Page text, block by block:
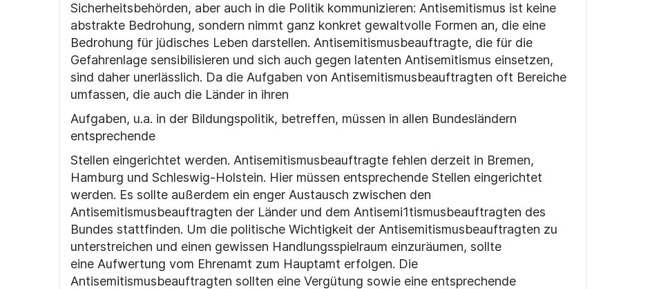
Sicherheitsbehörden, aber auch in die Politik kommunizieren: Antisemitismus ist keine
abstrakte Bedrohung, sondern nimmt ganz konkret gewaltvolle Formen an, die eine
Bedrohung für jüdisches Leben darstellen. Antisemitismusbeauftragte, die für die
Gefahrenlage sensibilisieren und sich auch gegen latenten Antisemitismus einsetzen,
sind daher unerlässlich. Da die Aufgaben von Antisemitismusbeauftragten oft Bereiche
umfassen, die auch die Länder in ihren
Aufgaben, u.a. in der Bildungspolitik, betreffen, müssen in allen Bundesländern
entsprechende
Stellen eingerichtet werden. Antisemitismusbeauftragte fehlen derzeit in Bremen,
Hamburg und Schleswig-Holstein. Hier müssen entsprechende Stellen eingerichtet
werden. Es sollte außerdem ein enger Austausch zwischen den
Antisemitismusbeauftragten der Länder und dem Antisemi1tismusbeauftragten des
Bundes stattfinden. Um die politische Wichtigkeit der Antisemitismusbeauftragten zu
unterstreichen und einen gewissen Handlungsspielraum einzuräumen, sollte
eine Aufwertung vom Ehrenamt zum Hauptamt erfolgen. Die
Antisemitismusbeauftragten sollten eine Vergütung sowie eine entsprechende